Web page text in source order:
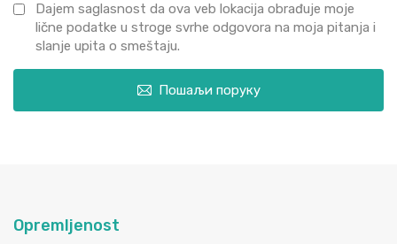
Dajem saglasnost da ova veb lokacija obrađuje moje
lične podatke u stroge svrhe odgovora na moja pitanja i
slanje upita o smeštaju.
Пошаљи поруку
Opremljenost